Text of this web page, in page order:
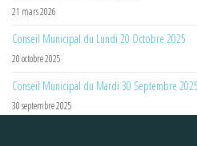
21 mars 2026
Conseil Municipal du Lundi 20 Octobre 2025
20 octobre 2025
Conseil Municipal du Mardi 30 Septembre 2025
30 septembre 2025